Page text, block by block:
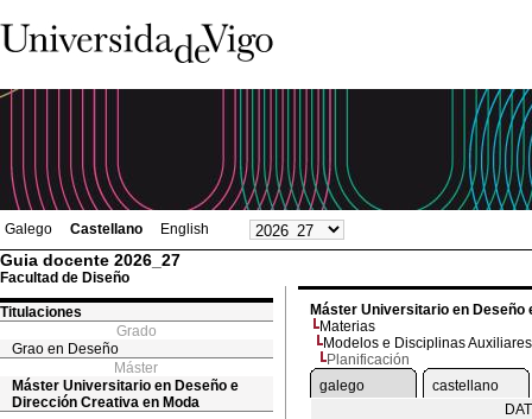
Galego Castellano English
Guia docente 2026_27
Facultad de Diseño
Titulaciones
Grado
Grao en Deseño
Máster
Máster Universitario en Deseño e
Dirección Creativa en Moda
Máster Universitario en Deseño
Materias
Modelos e Disciplinas Auxiliares
Planificación
galego
castellano